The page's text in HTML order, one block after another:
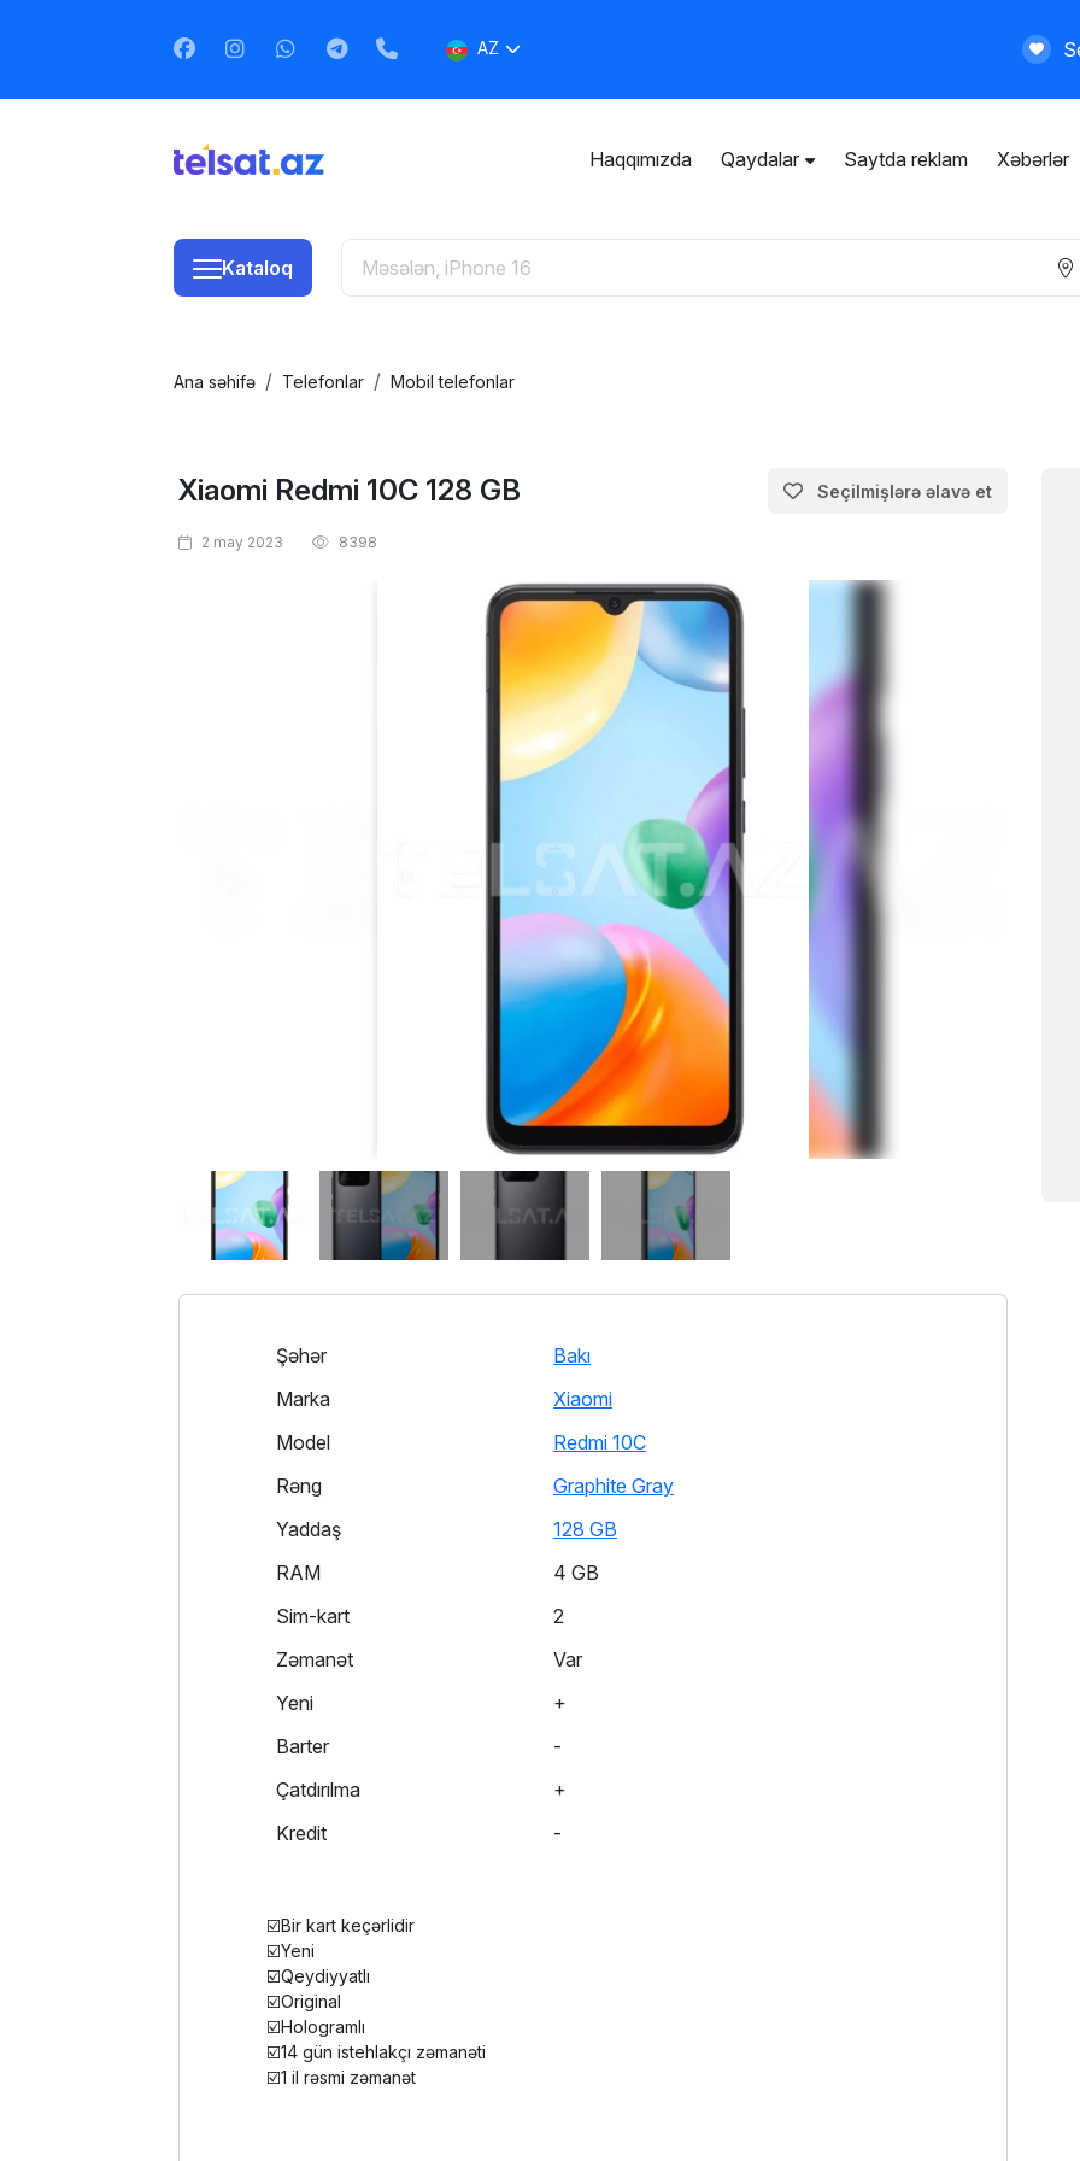
AZ
Haqqımızda Qaydalar Saytda reklam Xəbərlər
Kataloq
Ana səhifə Telefonlar Mobil telefonlar
Xiaomi Redmi 10C 128 GB Seçilmişlərə əlavə et
2 may 2023 8398
Şəhər
Bakı
Marka
Xiaomi
Model
Redmi 10C
Rəng
Graphite Gray
Yaddaş
128 GB
RAM
4 GB
Sim-kart
2
Zəmanət
Var
Yeni
+
Barter
-
Çatdırılma
+
Kredit
-
☑️Bir kart keçərlidir
☑️Yeni
☑️Qeydiyyatlı
☑️Original
☑️Hologramlı
☑️14 gün istehlakçı zəmanəti
☑️1 il rəsmi zəmanət